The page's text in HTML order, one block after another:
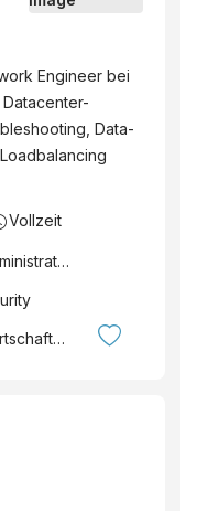
Engineer bei
Datacenter-
Data-
Vollzeit